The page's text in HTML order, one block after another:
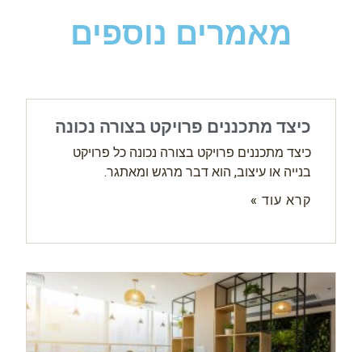
מאמרים נוספים
כיצד מתכננים פרויקט בצורה נכונה
כיצד מתכננים פרויקט בצורה נכונה כל פרויקט
בנייה או עיצוב, הוא דבר מרגש ומאתגר.
קרא עוד »